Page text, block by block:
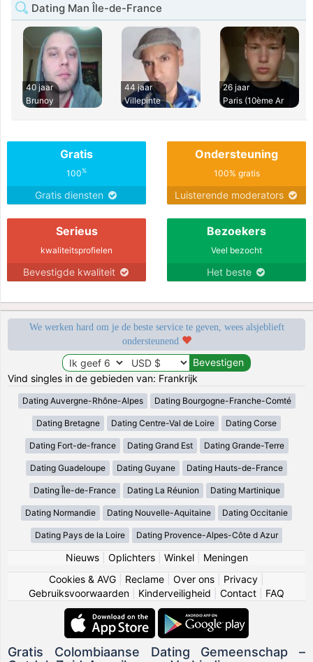
Dating Man Île-de-France
40 jaar
Brunoy
44 jaar
Villepinte
26 jaar
Paris (10ème Ar
Gratis
100%
Gratis diensten
Ondersteuning
100% gratis
Luisterende moderators
Serieus
kwaliteitsprofielen
Bevestigde kwaliteit
Bezoekers
Veel bezocht
Het beste
We werken hard om je de beste service te geven, wees alsjeblieft
ondersteunend
Vind singles in de gebieden van: Frankrijk
Dating Auvergne-Rhône-Alpes Dating Bourgogne-Franche-Comté
Dating Bretagne Dating Centre-Val de Loire Dating Corse
Dating Fort-de-france Dating Grand Est Dating Grande-Terre
Dating Guadeloupe Dating Guyane Dating Hauts-de-France
Dating Île-de-France Dating La Réunion Dating Martinique
Dating Normandie Dating Nouvelle-Aquitaine Dating Occitanie
Dating Pays de la Loire Dating Provence-Alpes-Côte d Azur
Nieuws| Oplichters| Winkel| Meningen
Cookies & AVG
Reclame Over ons Privacy
Gebruiksvoorwaarden
Kinderveiligheid Contact FAQ
Gratis Colombiaanse Dating Gemeenschap –